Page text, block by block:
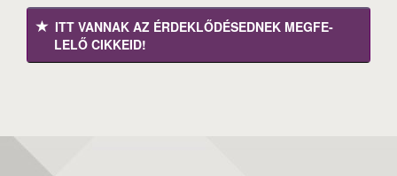
ITT VANNAK AZ ÉRDEK­LŐDÉ­SEDNEK MEGFE­
LELŐ CIKKEID!